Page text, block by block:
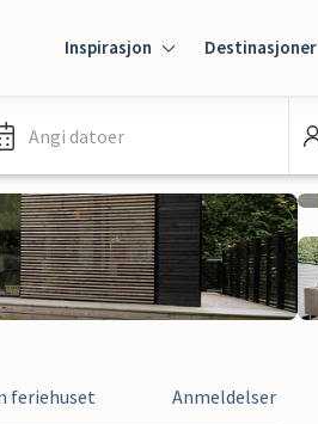
Inspirasjon Destinasjoner
Angi datoer
feriehuset Anmeldelser